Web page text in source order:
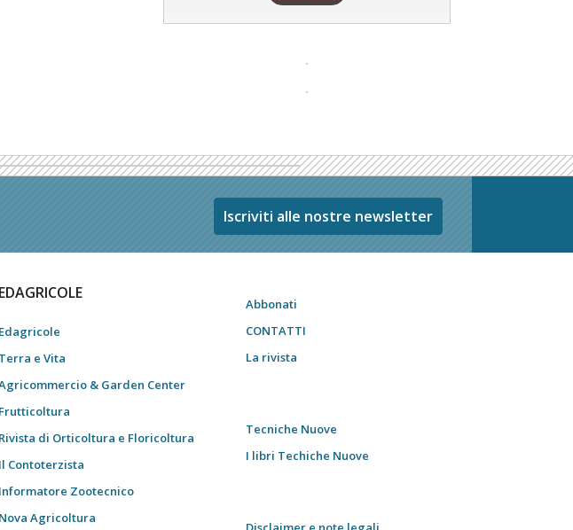
Iscriviti alle nostre newsletter
EDAGRICOLE
Edagricole
Terra e Vita
& Garden Center
Frutticoltura
Rivista di Orticoltura e Floricoltura
Il Contoterzista
Informatore Zootecnico
Nova Agricoltura
Abbonati
CONTATTI
La rivista
Tecniche Nuove
I libri Techiche Nuove